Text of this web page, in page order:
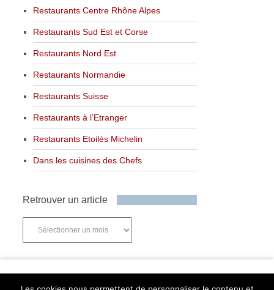
Restaurants Centre Rhône Alpes
Restaurants Sud Est et Corse
Restaurants Nord Est
Restaurants Normandie
Restaurants Suisse
Restaurants à l’Etranger
Restaurants Etoilés Michelin
Dans les cuisines des Chefs
Retrouver un article